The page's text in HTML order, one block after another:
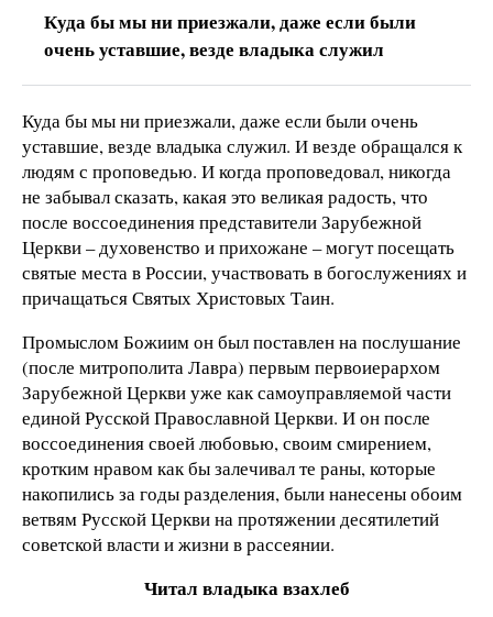
Куда бы мы ни приезжали, даже если были
очень уставшие, везде владыка служил
Куда бы мы ни приезжали, даже если были очень
уставшие, везде владыка служил. И везде обращался к
людям с проповедью. И когда проповедовал, никогда
не забывал сказать, какая это великая радость, что
после воссоединения представители Зарубежной
Церкви – духовенство и прихожане – могут посещать
святые места в России, участвовать в богослужениях и
причащаться Святых Христовых Таин.
Промыслом Божиим он был поставлен на послушание
(после митрополита Лавра) первым первоиерархом
Зарубежной Церкви уже как самоуправляемой части
единой Русской Православной Церкви. И он после
воссоединения своей любовью, своим смирением,
кротким нравом как бы залечивал те раны, которые
накопились за годы разделения, были нанесены обоим
ветвям Русской Церкви на протяжении десятилетий
советской власти и жизни в рассеянии.
Читал владыка взахлеб